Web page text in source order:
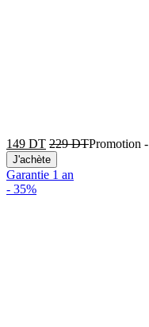
149 DT 229DTPromotion -
J'achète
Garantie 1 an
- 35%